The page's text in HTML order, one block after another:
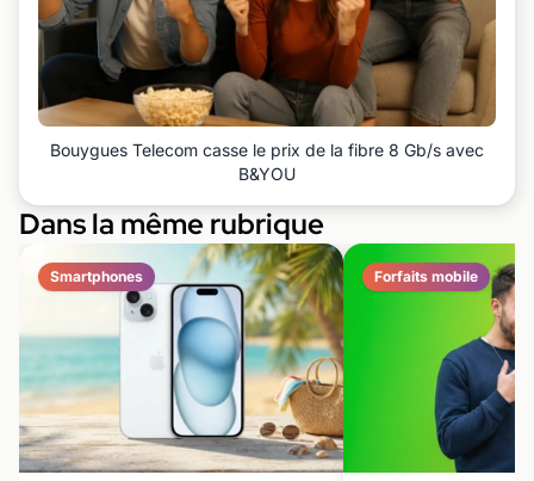
Bouygues Telecom casse le prix de la fibre 8 Gb/s avec
B&YOU
Dans la même rubrique
Smartphones Forfaits mobile